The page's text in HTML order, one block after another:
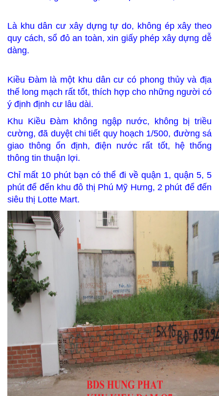
Là khu dân cư xây dựng tự do, không ép xây theo
quy cách, sổ đỏ an toàn, xin giấy phép xây dựng dễ
dàng.
Kiều Đàm là một khu dân cư có phong thủy và địa
thế long mạch rất tốt, thích hợp cho những người có
ý định định cư lâu dài.
Khu Kiều Đàm không ngập nước, không bị triều
cường, đã duyệt chi tiết quy hoạch 1/500, đường sá
giao thông ổn định, điện nước rất tốt, hệ thống
thông tin thuận lợi.
Chỉ mất 10 phút bạn có thể đi về quận 1, quận 5, 5
phút để đến khu đô thị Phú Mỹ Hưng, 2 phút để đến
siêu thị Lotte Mart.